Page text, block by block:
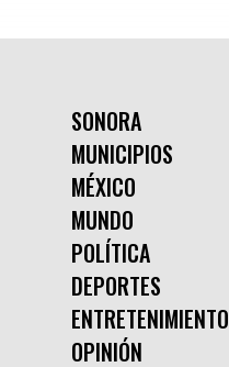
SONORA
MUNICIPIOS
MÉXICO
MUNDO
POLÍTICA
DEPORTES
ENTRETENIMIENTO
OPINIÓN